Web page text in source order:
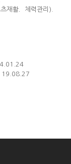
재활．체력관리).
19.08.27